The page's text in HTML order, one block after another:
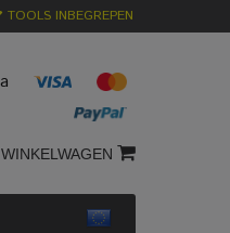
TOOLS INBEGREPEN
WINKELWAGEN